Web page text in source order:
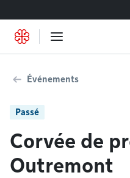
Événements
Passé
Corvée de
Outremont